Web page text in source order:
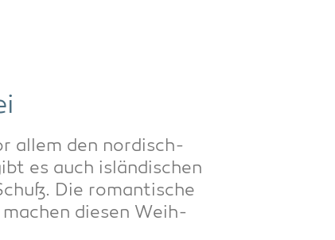
allem den nor­disch-
es auch islän­di­schen
Die roman­ti­sche
die­sen Weih­